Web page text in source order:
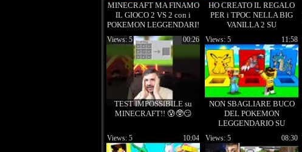
MINECRAFT MA FINAMO
IL GIOCO 2 VS 2 con i
POKEMON LEGGENDARI!
HO CREATO IL REGALO
PER i TPOC NELLA BIG
VANILLA 2 SU
MINECRAFT!
TEST IMPOSSIBILE su
MINECRAFT!! 😰🥸😏
00:26
Views: 5
NON SBAGLIARE BUCO
DEL POKEMON
LEGGENDARIO SU
MINECRAFT - ITA
11:58
Views: 5
10:04
Views: 5 08:30
Views: 5